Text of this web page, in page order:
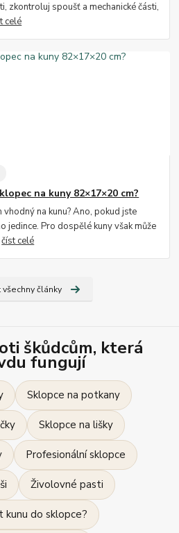
zkontroluj spoušť a mechanické části,
celé
na kuny 82×17×20 cm?
na kunu? Ano, pokud jste
jedince. Pro dospělé kuny však může
číst celé
články
škůdcům, která
fungují
Sklopce na potkany
Sklopce na lišky
Profesionální sklopce
Živolovné pasti
kunu do sklopce?